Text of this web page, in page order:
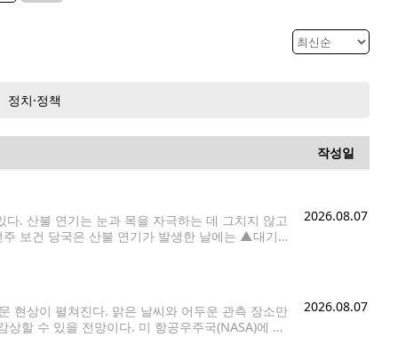
정치·정책
작성일
. 산불 연기는 눈과 목을 자극하는 데 그치지 않고
보건 당국은 산불 연기가 발생한 날에는 ▲대기
2026.08.07
현상이 펼쳐진다. 맑은 날씨와 어두운 관측 장소만
할 수 있을 전망이다. 미 항공우주국(NASA)에 따
2026.08.07